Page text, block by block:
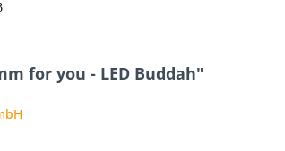
for you - LED Buddah"